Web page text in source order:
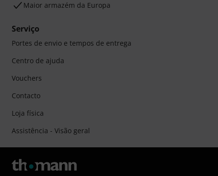
Maior armazém da Europa
Serviço
Portes de envio e tempos de entrega
Centro de ajuda
Vouchers
Contacto
Loja física
Assistência - Visão geral